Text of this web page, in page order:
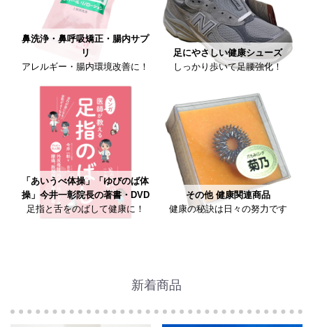
鼻洗浄・鼻呼吸矯正・腸内サプ
リ
アレルギー・腸内環境改善に！
足にやさしい健康シューズ
しっかり歩いて足腰強化！
「あいうべ体操」「ゆびのば体
操」今井一彰院長の著書・DVD
足指と舌をのばして健康に！
その他 健康関連商品
健康の秘訣は日々の努力です
新着商品